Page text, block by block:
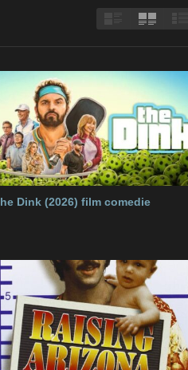
Dink (2026) film comedie